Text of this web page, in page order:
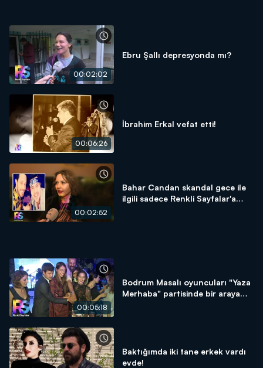
00:02:02
Ebru Şallı depresyonda mı?
00:06:26
İbrahim Erkal vefat etti!
00:02:52
Bahar Candan skandal gece ile
ilgili sadece Renkli Sayfalar'a
00:05:18
Bodrum Masalı oyuncuları "Yaza
Merhaba" partisinde bir araya
Baktığımda iki tane erkek vardı
evde!